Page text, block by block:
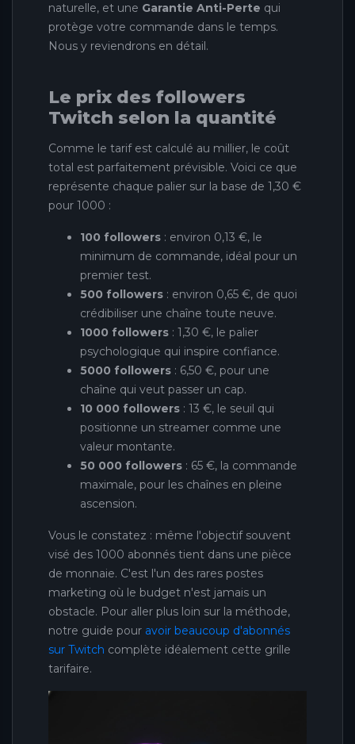
naturelle, et une Garantie Anti-Perte qui
protège votre commande dans le temps.
Nous y reviendrons en détail.
Le prix des followers
Twitch selon la quantité
Comme le tarif est calculé au millier, le coût
total est parfaitement prévisible. Voici ce que
représente chaque palier sur la base de 1,30 €
pour 1000 :
100 followers : environ 0,13 €, le
minimum de commande, idéal pour un
premier test.
500 followers : environ 0,65 €, de quoi
crédibiliser une chaîne toute neuve.
1000 followers : 1,30 €, le palier
psychologique qui inspire confiance.
5000 followers : 6,50 €, pour une
chaîne qui veut passer un cap.
10 000 followers : 13 €, le seuil qui
positionne un streamer comme une
valeur montante.
50 000 followers : 65 €, la commande
maximale, pour les chaînes en pleine
ascension.
Vous le constatez : même l'objectif souvent
visé des 1000 abonnés tient dans une pièce
de monnaie. C'est l'un des rares postes
marketing où le budget n'est jamais un
obstacle. Pour aller plus loin sur la méthode,
notre guide pour avoir beaucoup d'abonnés
sur Twitch complète idéalement cette grille
tarifaire.